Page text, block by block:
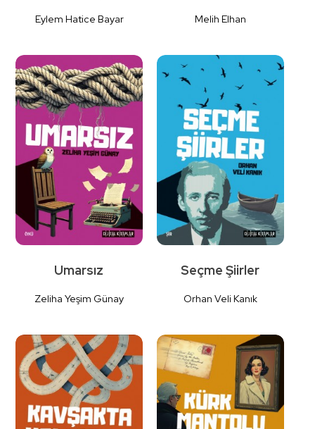
Detaylı İncele
Eylem Hatice Bayar
Detaylı İncele
Melih Elhan
Detaylı İncele
Umarsız
Zeliha Yeşim Günay
Detaylı İncele
Seçme Şiirler
Orhan Veli Kanık